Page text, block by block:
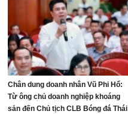
Chân dung doanh nhân Vũ Phi Hổ:
Từ ông chủ doanh nghiệp khoáng
sản đến Chủ tịch CLB Bóng đá Thái